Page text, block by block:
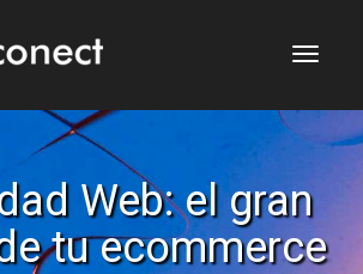
Web: el gran
tu ecommerce